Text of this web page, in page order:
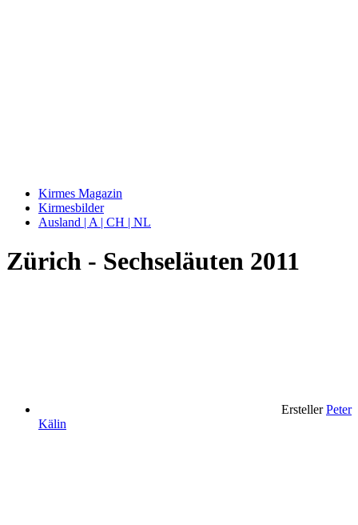
Kirmes Magazin
Kirmesbilder
Ausland | A | CH | NL
Zürich - Sechseläuten 2011
Ersteller Peter
Kälin